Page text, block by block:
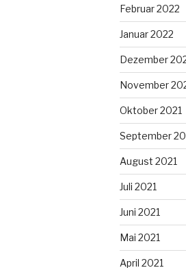
Februar 2022
Januar 2022
Dezember
November
Oktober 2021
September
August 2021
Juli 2021
Juni 2021
Mai 2021
April 2021